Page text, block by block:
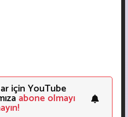
için YouTube
abone olmayı